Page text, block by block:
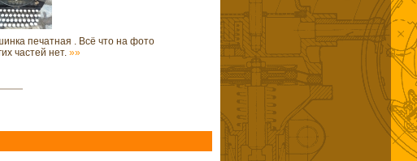
печатная . Всё что на фото
частей нет. »»